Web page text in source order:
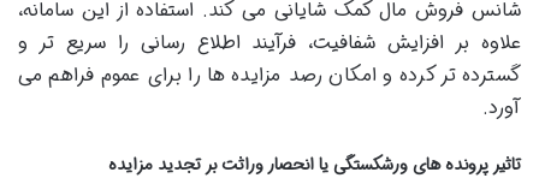
شانس فروش مال کمک شایانی می کند. استفاده از این سامانه،
علاوه بر افزایش شفافیت، فرآیند اطلاع رسانی را سریع تر و
گسترده تر کرده و امکان رصد مزایده ها را برای عموم فراهم می
آورد.
تاثیر پرونده های ورشکستگی یا انحصار وراثت بر تجدید مزایده